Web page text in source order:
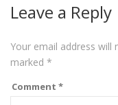
Leave a Reply
Your email address will
marked *
Comment *